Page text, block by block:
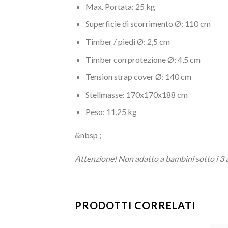
Max. Portata: 25 kg
Superficie di scorrimento Ø: 110 cm
Timber / piedi Ø: 2,5 cm
Timber con protezione Ø: 4,5 cm
Tension strap cover Ø: 140 cm
Stellmasse: 170x170x188 cm
Peso: 11,25 kg
&nbsp ;
Attenzione! Non adatto a bambini sotto i 3
PRODOTTI CORRELATI